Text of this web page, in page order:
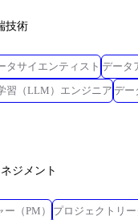
技術
タサイエンティスト データ
習（LLM）エンジニア デー
ジメント
（PM） プロジェクトリー